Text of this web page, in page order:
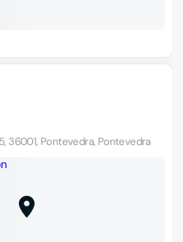
36001, Pontevedra, Pontevedra